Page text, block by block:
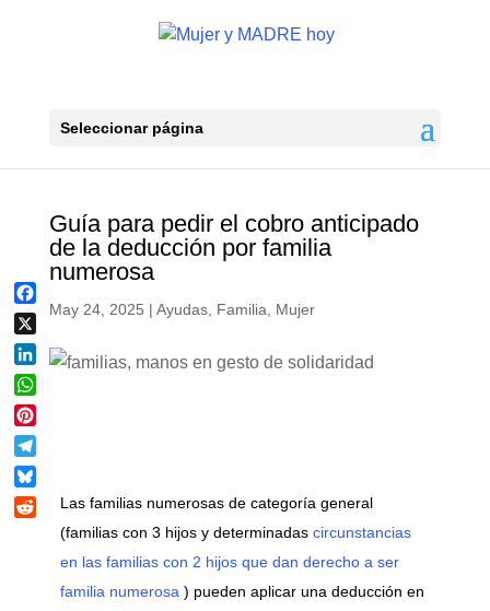
Seleccionar página
Guía para pedir el cobro anticipado
de la deducción por familia
numerosa
May 24, 2025 | Ayudas, Familia Mujer
Las familias numerosas de categoría general
(familias con 3 hijos y determinadas circunstancias
en las familias con 2 hijos que dan derecho a ser
familia numerosa ) pueden aplicar una deducción en
F
a
c
e
b
o
o
k
X
L
i
n
k
e
d
I
W
h
a
t
s
A
P
i
n
t
e
T
e
l
B
l